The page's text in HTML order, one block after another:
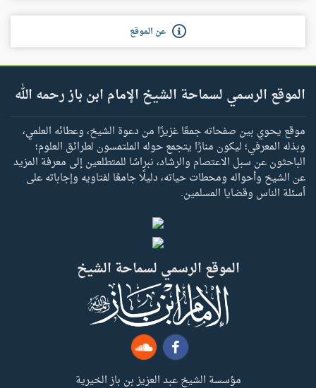
عن الموقع
الموقع الرسمي لسماحة الشيخ الإمام ابن باز رحمه الله
موقع يحوي بين صفحاته جمعًا غزيرًا من دعوة الشيخ، وعطائه العلمي،
وبذله المعرفي؛ ليكون منارًا يتجمع حوله الملتمسون لطرائق العلوم؛
الباحثون عن سبل الاعتصام والرشاد، نبراسًا للمتطلعين إلى معرفة المزيد
عن الشيخ وأحواله ومحطات حياته، دليلًا جامعًا لفتاويه وإجاباته على
أسئلة الناس وقضايا المسلمين.
الموقع الرسمي لسماحة الشيخ
مؤسسة الشيخ عبد العزيز بن باز الخيرية